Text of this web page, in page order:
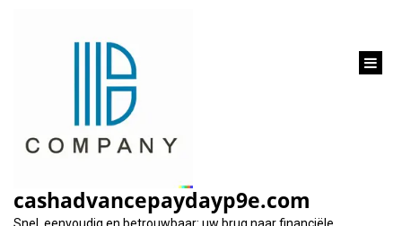
cashadvancepaydayp9e.com
Categorie: